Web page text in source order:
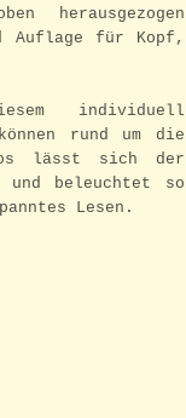
herausgezogen
Auflage für Kopf,
individuell
rund um die
lässt sich der
und beleuchtet so
Lesen.